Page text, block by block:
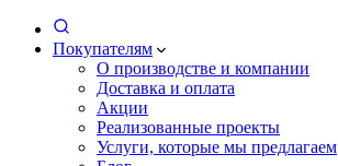
Покупателям
О производстве и компании
Доставка и оплата
Акции
Реализованные проекты
Услуги, которые мы предлагаем